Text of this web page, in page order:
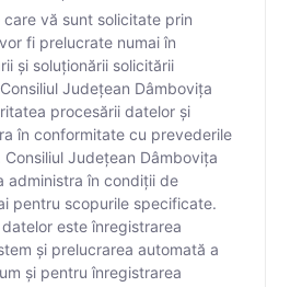
care vă sunt solicitate prin
fi prelucrate numai în
și soluționării solicitării
Județean Dâmbovița
procesării datelor și
în conformitate cu prevederile
Județean Dâmbovița
administra în condiții de
pentru scopurile specificate.
este înregistrarea
și prelucrarea automată a
și pentru înregistrarea